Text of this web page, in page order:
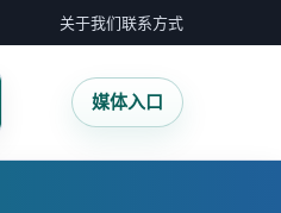
关于我们联系方式
媒体入口